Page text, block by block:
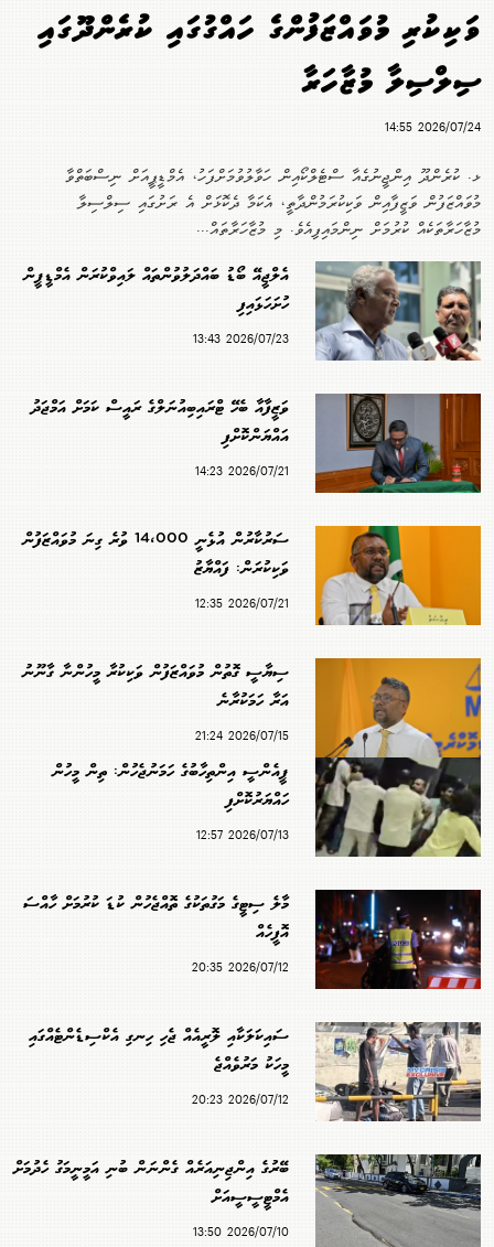
ވަކިކުރި މުވައްޒަފުންގެ ހައްގުގައި ކުރެންދޫގައި
ސިލްސިލާ މުޒާހަރާ
2026/07/24 14:55
ޅ. ކުރެންދޫ އިންޖީނުގެއާ ސްޓެލްކޯއިން ހަވާލުވުމަށްފަހު، އެމްޑީޕީއަށް ނިސްބަތްވާ
މުވައްޒަފުން ވަޒީފާއިން ވަކިކުރަމުންދާތީ، އެކަމާ ދެކޮޅަށް އެ ރަށުގައި ސިލްސިލާ
މުޒާހަރާތަކެއް ކުރުމަށް ނިންމައިފިއެވެ. މި މުޒާހަރާތައް...
އެލްޖީއޭ ބޯޑު ބައްދަލުވުންތައް ލައިވްކުރަން އެމްޑީޕީން
ހުށަހަޅައިފި
2026/07/23 13:43
ވަޒީފާއާ ބެހޭ ޓްރައިބިއުނަލްގެ ރައީސް ކަމަށް އަމްޖަދު
އައްޔަންކޮށްފި
2026/07/21 14:23
ސަރުކާރުން އުޅެނީ 14،000 ވުރެ ގިނަ މުވައްޒަފުން
ވަކިކުރަން: ފައްޔާޒު
2026/07/21 12:35
ސިޔާސީ ގޮތުން މުވައްޒަފުން ވަކިކުރާ މީހުންނާ ގާނޫނު
އަރާ ހަމަކުރާނެ
2026/07/15 21:24
ޕީއެންސީ އިންތިހާބުގެ ހަމަނުޖެހުން: ތިން މީހުން
ހައްޔަރުކޮށްފި
2026/07/13 12:57
މާލެ ސިޓީގެ މަގުތަކުގެ ތޮއްޖެހުން ކުޑަ ކުރުމަށް ހާއްސަ
އޮފީހެއް
2026/07/12 20:35
ސައިކަލަކާއި ލޮރީއެއް ޖެހި ހިނގި އެކްސިޑެންޓެއްގައި
މީހަކު މަރުވެއްޖެ
2026/07/12 20:23
ބޭރުގެ އިންޖިނިއަރެއް ގެންނަން ބުނި އަމީނީމަގު ހެދުމަށް
އެމްޓީސީސީއަށް
2026/07/10 13:50